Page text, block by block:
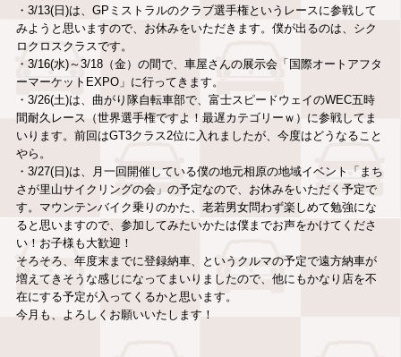
・3/13(日)は、GPミストラルのクラブ選手権というレースに参戦して
みようと思いますので、お休みをいただきます。僕が出るのは、シク
ロクロスクラスです。
・3/16(水)～3/18（金）の間で、車屋さんの展示会「国際オートアフタ
ーマーケットEXPO」に行ってきます。
・3/26(土)は、曲がり隊自転車部で、富士スピードウェイのWEC五時
間耐久レース（世界選手権ですよ！最遅カテゴリーｗ）に参戦してま
いります。前回はGT3クラス2位に入れましたが、今度はどうなること
やら。
・3/27(日)は、月一回開催している僕の地元相原の地域イベント「まち
さが里山サイクリングの会」の予定なので、お休みをいただく予定で
す。マウンテンバイク乗りのかた、老若男女問わず楽しめて勉強にな
ると思いますので、参加してみたいかたは僕までお声をかけてくださ
い！お子様も大歓迎！
そろそろ、年度末までに登録納車、というクルマの予定で遠方納車が
増えてきそうな感じになってまいりましたので、他にもかなり店を不
在にする予定が入ってくるかと思います。
今月も、よろしくお願いいたします！